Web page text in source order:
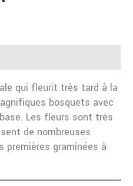
qui fleurit très tard à la
bosquets avec
Les fleurs sont très
de nombreuses
premières graminées à